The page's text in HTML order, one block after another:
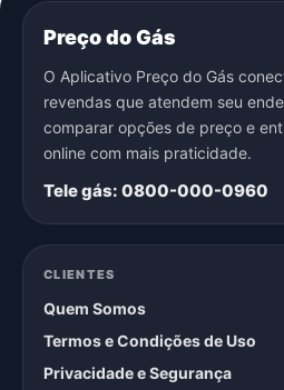
Preço do Gás
O Aplicativo Preço do Gás
revendas que atendem seu
comparar opções de preço e
online com mais praticidade.
Tele gás: 0800-000-0960
CLIENTES
Quem Somos
Termos e Condições de Uso
Privacidade e Segurança